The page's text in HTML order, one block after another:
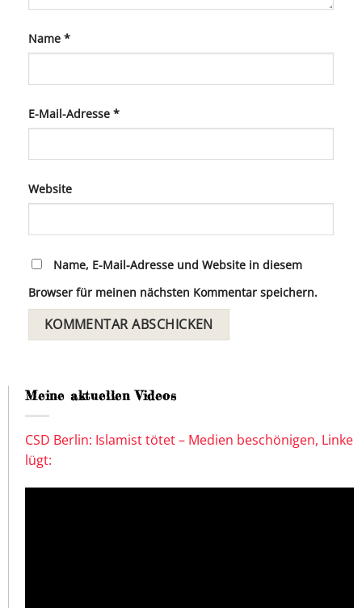
Name *
E-Mail-Adresse *
Website
Name, E-Mail-Adresse und Website in diesem
Browser für meinen nächsten Kommentar speichern.
Meine aktuellen Videos
CSD Berlin: Islamist tötet – Medien beschönigen, Linke
lügt: